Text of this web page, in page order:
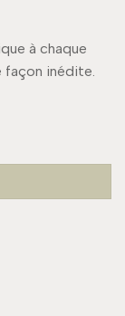
à chaque
façon inédite.